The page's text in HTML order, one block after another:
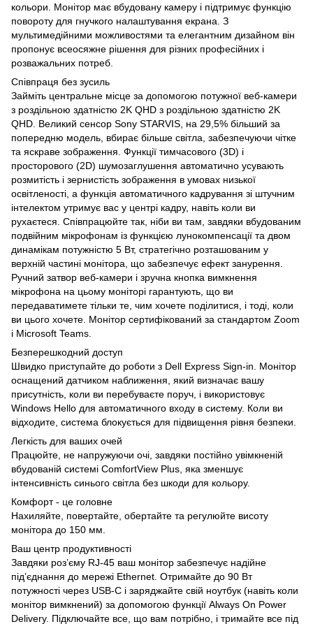
кольори. Монітор має вбудовану камеру і підтримує функцію
повороту для гнучкого налаштування екрана. З
мультимедійними можливостями та елегантним дизайном він
пропонує всеосяжне рішення для різних професійних і
розважальних потреб.
Співпраця без зусиль
Займіть центральне місце за допомогою потужної веб-камери
з роздільною здатністю 2K QHD з роздільною здатністю 2K
QHD. Великий сенсор Sony STARVIS, на 29,5% більший за
попередню модель, вбирає більше світла, забезпечуючи чітке
та яскраве зображення. Функції тимчасового (3D) і
просторового (2D) шумозаглушення автоматично усувають
розмитість і зернистість зображення в умовах низької
освітленості, а функція автоматичного кадрування зі штучним
інтелектом утримує вас у центрі кадру, навіть коли ви
рухаєтеся. Співпрацюйте так, ніби ви там, завдяки вбудованим
подвійним мікрофонам із функцією лунокомпенсації та двом
динамікам потужністю 5 Вт, стратегічно розташованим у
верхній частині монітора, що забезпечує ефект занурення.
Ручний затвор веб-камери і зручна кнопка вимкнення
мікрофона на цьому моніторі гарантують, що ви
передаватимете тільки те, чим хочете поділитися, і тоді, коли
ви цього хочете. Монітор сертифікований за стандартом Zoom
і Microsoft Teams.
Безперешкодний доступ
Швидко приступайте до роботи з Dell Express Sign-in. Монітор
оснащений датчиком наближення, який визначає вашу
присутність, коли ви перебуваєте поруч, і використовує
Windows Hello для автоматичного входу в систему. Коли ви
відходите, система блокується для підвищення рівня безпеки.
Легкість для ваших очей
Працюйте, не напружуючи очі, завдяки постійно увімкненій
вбудованій системі ComfortView Plus, яка зменшує
інтенсивність синього світла без шкоди для кольору.
Комфорт - це головне
Нахиляйте, повертайте, обертайте та регулюйте висоту
монітора до 150 мм.
Ваш центр продуктивності
Завдяки роз’єму RJ-45 ваш монітор забезпечує надійне
під’єднання до мережі Ethernet. Отримайте до 90 Вт
потужності через USB-C і заряджайте свій ноутбук (навіть коли
монітор вимкнений) за допомогою функції Always On Power
Delivery. Підключайте все, що вам потрібно, і тримайте все під